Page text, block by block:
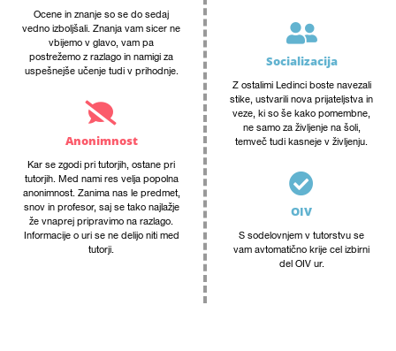
Ocene in znanje so se do sedaj
vedno izboljšali. Znanja vam sicer ne
vbijemo v glavo, vam pa
postrežemo z razlago in namigi za
uspešnejše učenje tudi v prihodnje.
Anonimnost
Kar se zgodi pri tutorjih, ostane pri
tutorjih. Med nami res velja popolna
anonimnost. Zanima nas le predmet,
snov in profesor, saj se tako najlažje
že vnaprej pripravimo na razlago.
Informacije o uri se ne delijo niti med
tutorji.
Socializacija
Z ostalimi Ledinci boste navezali
stike, ustvarili nova prijateljstva in
veze, ki so še kako pomembne,
ne samo za življenje na šoli,
temveč tudi kasneje v življenju.
OIV
S sodelovnjem v tutorstvu se
vam avtomatično krije cel izbirni
del OIV ur.